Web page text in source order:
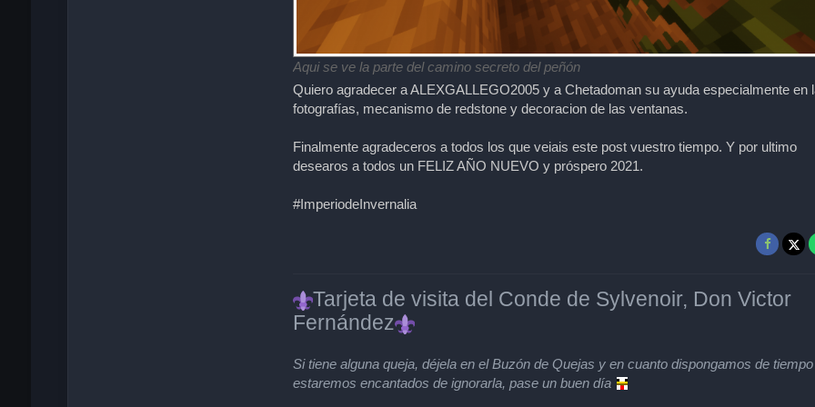
Aqui se ve la parte del camino secreto del peñón
Quiero agradecer a ALEXGALLEGO2005 y a Chetadoman su ayuda especialmente en
fotografías, mecanismo de redstone y decoracion de las ventanas.
Finalmente agradeceros a todos los que veiais este post vuestro tiempo. Y por ultimo
desearos a todos un FELIZ AÑO NUEVO y próspero 2021.
#ImperiodeInvernalia
Tarjeta de visita del Conde de Sylvenoir, Don Victor
Fernández
Si tiene alguna queja, déjela en el Buzón de Quejas y en cuanto dispongamos de tiempo
estaremos encantados de ignorarla, pase un buen día